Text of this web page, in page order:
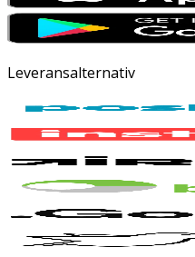
Leveransalternativ